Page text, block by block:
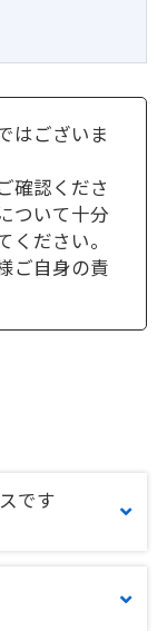
はございま
確認くださ
ついて十分
ださい。
ご自身の責
です